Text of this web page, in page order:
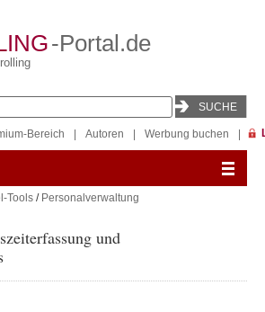
-Portal.de
Bereich Autoren Werbung buchen
Tools / Personalverwaltung
und